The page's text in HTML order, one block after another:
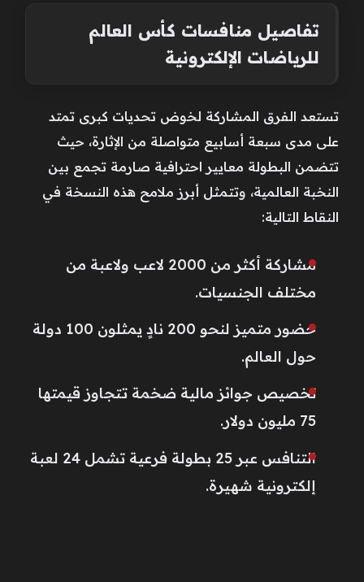
تفاصيل منافسات كأس العالم
للرياضات الإلكترونية
تستعد الفرق المشاركة لخوض تحديات كبرى تمتد
على مدى سبعة أسابيع متواصلة من الإثارة، حيث
تتضمن البطولة معايير احترافية صارمة تجمع بين
النخبة العالمية، وتتمثل أبرز ملامح هذه النسخة في
النقاط التالية:
مشاركة أكثر من 2000 لاعب ولاعبة من
مختلف الجنسيات.
حضور متميز لنحو 200 نادٍ يمثلون 100 دولة
حول العالم.
تخصيص جوائز مالية ضخمة تتجاوز قيمتها
75 مليون دولار.
التنافس عبر 25 بطولة فرعية تشمل 24 لعبة
إلكترونية شهيرة.